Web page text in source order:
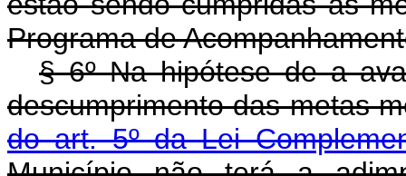
Programa de
§ 6º Na hipótese de a
descumprimento das metas
do art. 5º da Lei